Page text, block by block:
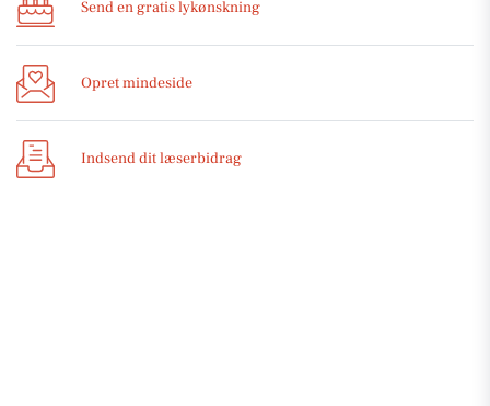
Send en gratis lykønskning
Opret mindeside
Indsend dit læserbidrag